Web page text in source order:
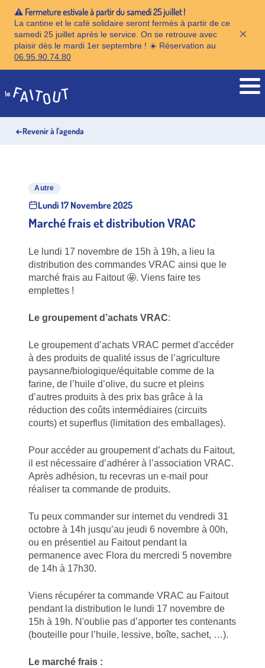
⚠️ Fermeture estivale à partir du samedi 25 juillet !
La cantine et le café solidaire seront fermés à partir de ce
samedi 25 juillet après le service. On se retrouve avec
plaisir dès le mardi 1er septembre ! ☀️ Réservation au
06.95.90.74.80
×
Accueil
←Revenir à l'agenda
Autre
Lundi 17 Novembre 2025
Marché frais et distribution VRAC
Le lundi 17 novembre de 15h à 19h, a lieu la
distribution des commandes VRAC ainsi que le
marché frais au Faitout 🤩. Viens faire tes
emplettes !
Le groupement d’achats VRAC:
Le groupement d’achats VRAC permet d'accéder
à des produits de qualité issus de l’agriculture
paysanne/biologique/équitable comme de la
farine, de l’huile d’olive, du sucre et pleins
d’autres produits à des prix bas grâce à la
réduction des coûts intermédiaires (circuits
courts) et superflus (limitation des emballages).
Pour accéder au groupement d’achats du Faitout,
il est nécessaire d’adhérer à l’association VRAC.
Après adhésion, tu recevras un e-mail pour
réaliser ta commande de produits.
Tu peux commander sur internet du vendredi 31
octobre à 14h jusqu’au jeudi 6 novembre à 00h,
ou en présentiel au Faitout pendant la
permanence avec Flora du mercredi 5 novembre
de 14h à 17h30.
Viens récupérer ta commande VRAC au Faitout
pendant la distribution le lundi 17 novembre de
15h à 19h. N'oublie pas d’apporter tes contenants
(bouteille pour l’huile, lessive, boîte, sachet, …).
Le marché frais :